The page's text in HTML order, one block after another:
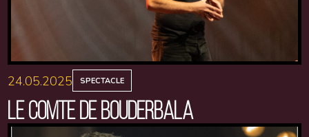
24.05.2025 SPECTACLE
LE COMTE DE BOUDERBALA